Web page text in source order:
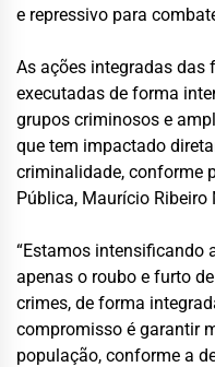
e repressivo para
As ações integradas das
executadas de forma
grupos criminosos e
que tem impactado
criminalidade, conforme
Pública, Maurício Ribeiro
“Estamos intensificando
apenas o roubo e furto
crimes, de forma
compromisso é garantir
população, conforme a